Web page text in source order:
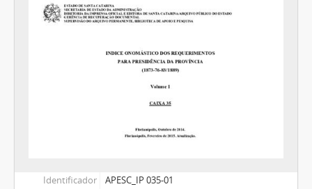
Identificador
APESC_IP 035-01